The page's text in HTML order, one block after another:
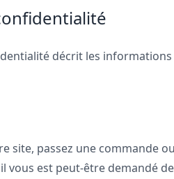
décrit les
passez une commande
est peut-être demandé